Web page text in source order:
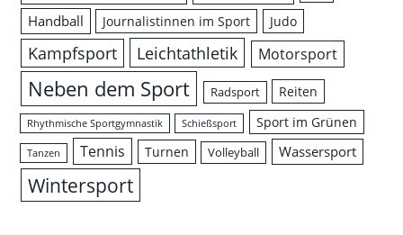
Handball Journalistinnen im Sport Judo
Kampfsport Leichtathletik Motorsport
Neben dem Sport Radsport Reiten
Rhythmische Sportgymnastik Schießsport Sport im Grünen
Tanzen Tennis Turnen Volleyball Wassersport
Wintersport